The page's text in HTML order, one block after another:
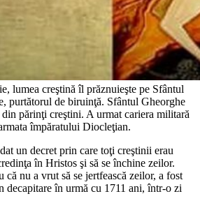
lumea creştină îl prăznuieşte pe Sfântul
purtătorul de biruinţă. Sfântul Gheorghe
părinţi creştini. A urmat cariera militară
împăratului Diocleţian.
un decret prin care toţi creştinii erau
în Hristos şi să se închine zeilor.
că nu a vrut să se jertfească zeilor, a fost
decapitare în urmă cu 1711 ani, într-o zi